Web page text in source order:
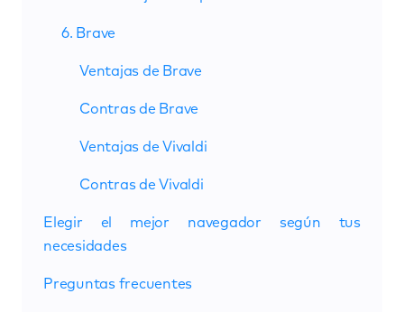
6. Brave
Ventajas de Brave
Contras de Brave
Ventajas de Vivaldi
Contras de Vivaldi
Elegir el mejor navegador según tus
necesidades
Preguntas frecuentes